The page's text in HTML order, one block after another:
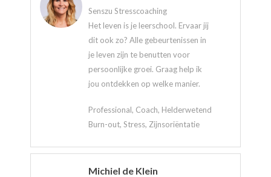
Senszu Stresscoaching
Het leven is je leerschool. Ervaar jij
dit ook zo? Alle gebeurtenissen in
je leven zijn te benutten voor
persoonlijke groei. Graag help ik
jou ontdekken op welke manier.
Professional, Coach, Helderwetend
Burn-out, Stress, Zijnsoriëntatie
Michiel de Klein